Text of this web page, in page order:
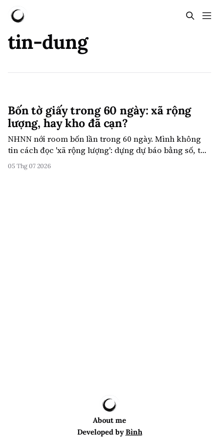
tin-dung
Bốn tờ giấy trong 60 ngày: xã rộng
lượng, hay kho đã cạn?
NHNN nới room bốn lần trong 60 ngày. Mình không
tin cách đọc 'xã rộng lượng': dựng dự báo bằng số, từ
nay đến 2028 các xưởng vay (ngân hàng) phải đi gom
gạo (vốn) ầm ầm - bán suất hùn, vay bao đỗ, giành
05 Thg 07 2026
About me
Developed byBình